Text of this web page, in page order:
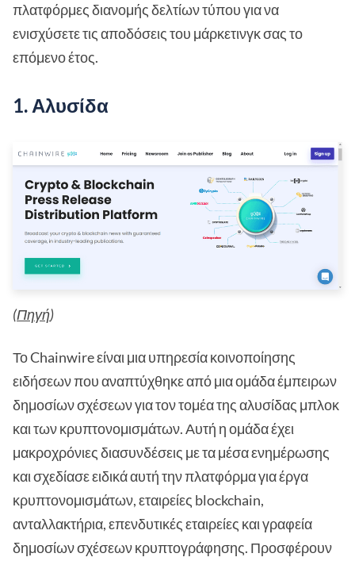
πλατφόρμες διανομής δελτίων τύπου για να
ενισχύσετε τις αποδόσεις του μάρκετινγκ σας το
επόμενο έτος.
1. Αλυσίδα
(Πηγή)
Το Chainwire είναι μια υπηρεσία κοινοποίησης
ειδήσεων που αναπτύχθηκε από μια ομάδα έμπειρων
δημοσίων σχέσεων για τον τομέα της αλυσίδας μπλοκ
και των κρυπτονομισμάτων. Αυτή η ομάδα έχει
μακροχρόνιες διασυνδέσεις με τα μέσα ενημέρωσης
και σχεδίασε ειδικά αυτή την πλατφόρμα για έργα
κρυπτονομισμάτων, εταιρείες blockchain,
ανταλλακτήρια, επενδυτικές εταιρείες και γραφεία
δημοσίων σχέσεων κρυπτογράφησης. Προσφέρουν